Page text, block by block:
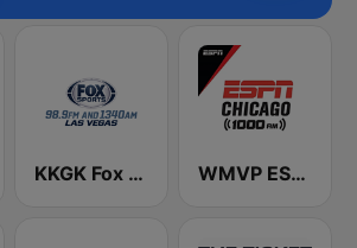
KKGK Fox Sports Radio 1340 AM WMVP ESPN Chicago 1000 AM